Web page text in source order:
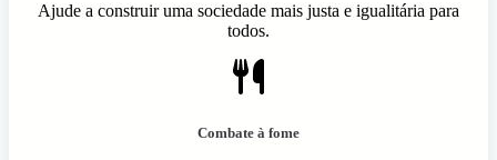
Ajude a construir uma sociedade mais justa e igualitária para
todos.
Combate à fome